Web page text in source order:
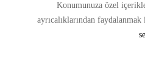
Konumunuza özel
ayrıcalıklarından faydalanmak